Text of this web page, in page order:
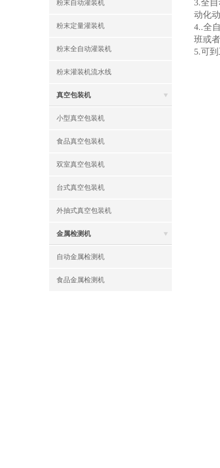
粉末自动灌装机
粉末定量灌装机
粉末全自动灌装机
粉末灌装机流水线
真空包装机
小型真空包装机
食品真空包装机
双室真空包装机
台式真空包装机
外抽式真空包装机
金属检测机
自动金属检测机
食品金属检测机
3.全
动化
4..全
班或
5.可